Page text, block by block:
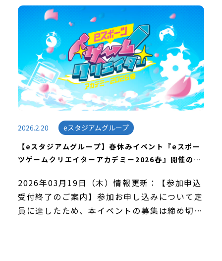
ット」を更新しました。 […]
2026.2.20
eスタジアムグループ
【eスタジアムグループ】春休みイベント『eスポー
ツゲームクリエイターアカデミー2026春』開催のお
2026年03月19日（木）情報更新：【参加申込
受付終了のご案内】参加お申し込みについて定
員に達したため、本イベントの募集は締め切ら